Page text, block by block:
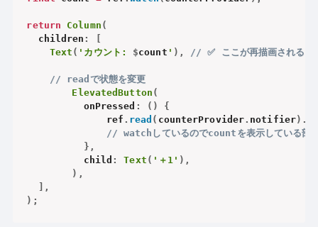
return Column (
  children
:
[
Text ( 'カウント: $count ' ) , // ✅ ここが再描画される
// readで状態を変更
ElevatedButton (
		  onPressed
: ( )
{
			  ref
. read ( counterProvider. notifier) .
// watchしているのでcountを表示している部
} ,
		  child
: Text ( '＋1' ) ,
) ,
] ,
) ;